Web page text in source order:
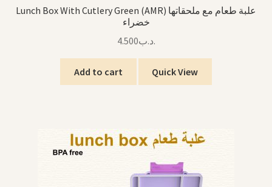
Lunch Box With Cutlery Green (AMR) علبة طعام مع ملحقاتها
خضراء
.د.ب4.500
Add to cart Quick View